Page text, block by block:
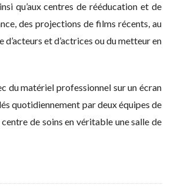
qu’aux centres de rééducation et de
des projections de films récents, au
et d’actrices ou du metteur en
du matériel professionnel sur un écran
quotidiennement par deux équipes de
de soins en véritable une salle de